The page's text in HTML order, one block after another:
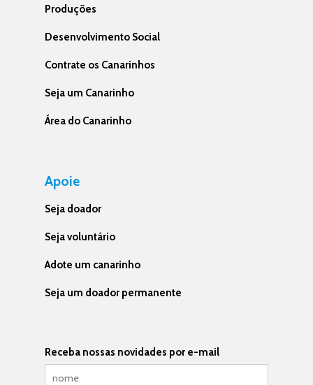
Produções
Desenvolvimento Social
Contrate os Canarinhos
Seja um Canarinho
Área do Canarinho
Apoie
Seja doador
Seja voluntário
Adote um canarinho
Seja um doador permanente
Receba nossas novidades por e-mail